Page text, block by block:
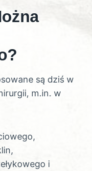
są dziś w
m.in. w
i